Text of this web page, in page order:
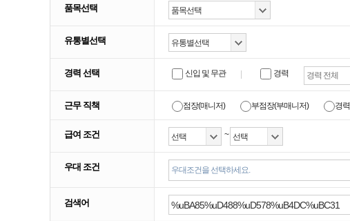
품목선택
유통별선택
경력 선택 신입 및 무관 경력
근무 직책 점장(매니저) 부점장(부매니저) 경
급여 조건 ~
우대 조건 우대조건을 선택하세요.
검색어